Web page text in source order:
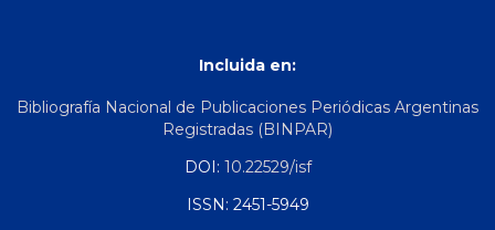
Incluida en:
Bibliografía Nacional de Publicaciones Periódicas Argentinas
Registradas (BINPAR)
DOI: 10.22529/isf
ISSN: 2451-5949